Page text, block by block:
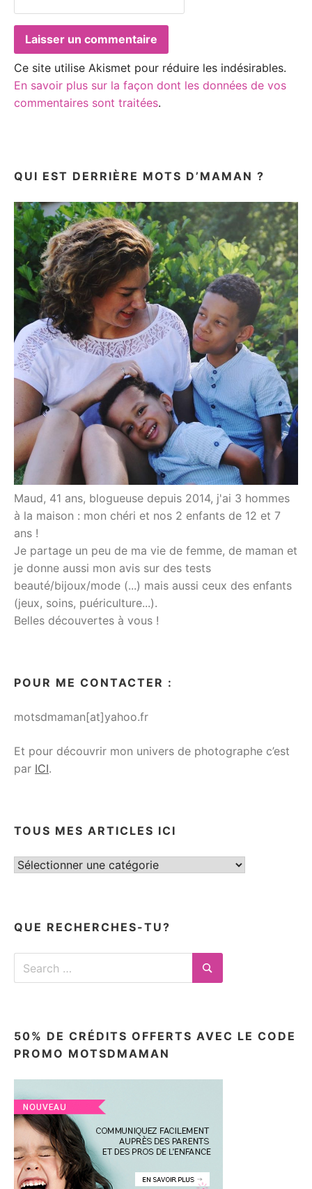
Ce site utilise Akismet pour réduire les indésirables.
En savoir plus sur la façon dont les données de vos
commentaires sont traitées.
QUI EST DERRIÈRE MOTS D’MAMAN ?
Maud, 41 ans, blogueuse depuis 2014, j'ai 3 hommes
à la maison : mon chéri et nos 2 enfants de 12 et 7
ans !
Je partage un peu de ma vie de femme, de maman et
je donne aussi mon avis sur des tests
beauté/bijoux/mode (...) mais aussi ceux des enfants
(jeux, soins, puériculture...).
Belles découvertes à vous !
POUR ME CONTACTER :
motsdmaman[at]yahoo.fr
Et pour découvrir mon univers de photographe c’est
par ICI.
TOUS MES ARTICLES ICI
Tous
QUE RECHERCHES-TU?
Search
50% DE CRÉDITS OFFERTS AVEC LE CODE
PROMO MOTSDMAMAN